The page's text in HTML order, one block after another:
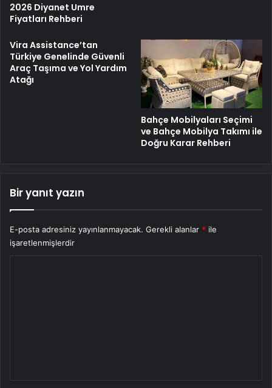
2026 Diyanet Umre
Fiyatları Rehberi
Vira Assistance’tan
Türkiye Genelinde Güvenli
Araç Taşıma ve Yol Yardım
Atağı
Bahçe Mobilyaları Seçimi
ve Bahçe Mobilya Takımı ile
Doğru Karar Rehberi
Bir yanıt yazın
E-posta adresiniz yayınlanmayacak. Gerekli alanlar * ile
işaretlenmişlerdir